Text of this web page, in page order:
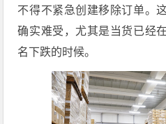
不得不紧急创建移除订单。
确实难受，尤其是当货已经
名下跌的时候。